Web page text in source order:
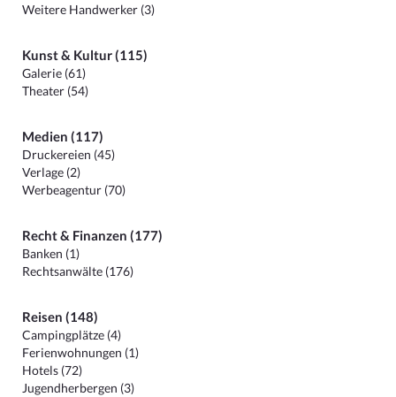
Weitere Handwerker (3)
Kunst & Kultur (115)
Galerie (61)
Theater (54)
Medien (117)
Druckereien (45)
Verlage (2)
Werbeagentur (70)
Recht & Finanzen (177)
Banken (1)
Rechtsanwälte (176)
Reisen (148)
Campingplätze (4)
Ferienwohnungen (1)
Hotels (72)
Jugendherbergen (3)